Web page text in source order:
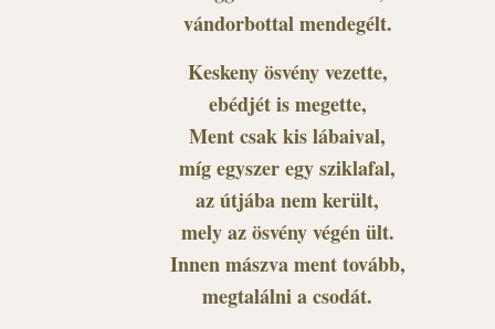
vándorbottal mendegélt.
Keskeny ösvény vezette,
ebédjét is megette,
Ment csak kis lábaival,
míg egyszer egy sziklafal,
az útjába nem került,
mely az ösvény végén ült.
Innen mászva ment tovább,
megtalálni a csodát.